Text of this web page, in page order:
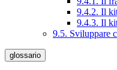
9.4.2. Il
9.4.3. Il
9.5. Sviluppare
glossario